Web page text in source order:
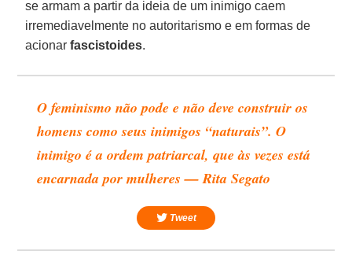
se armam a partir da ideia de um inimigo caem
irremediavelmente no autoritarismo e em formas de
acionarfascistoides.
O feminismo não pode e não deve construir os
homens como seus inimigos “naturais”. O
inimigo é a ordem patriarcal, que às vezes está
encarnada por mulheres — Rita Segato
Tweet